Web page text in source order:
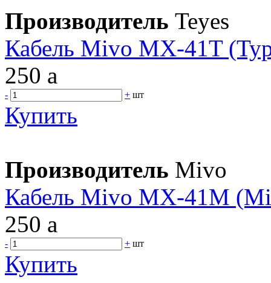
Производитель Teyes
Кабель Mivo MX-41T
250 a
- + шт
Купить
Производитель Mivo
Кабель Mivo MX-41M
250 a
- + шт
Купить